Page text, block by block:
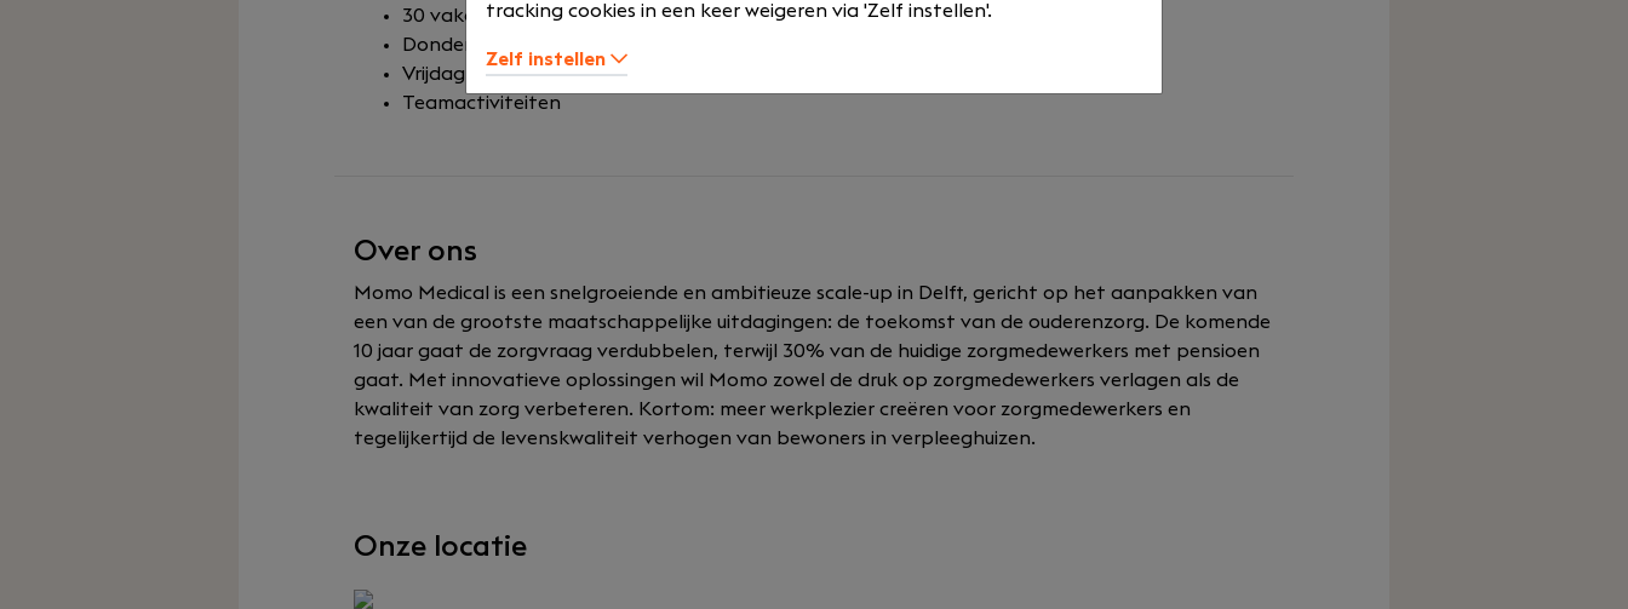
30 vakantiedagen per jaar op basis van 40 uur, inclusief feestdagen naar keuze
Donderdag pizza-avond
Vrijdagmiddagborrels
Teamactiviteiten
Over ons
Momo Medical is een snelgroeiende en ambitieuze scale-up in Delft, gericht op het aanpakken van
een van de grootste maatschappelijke uitdagingen: de toekomst van de ouderenzorg. De komende
10 jaar gaat de zorgvraag verdubbelen, terwijl 30% van de huidige zorgmedewerkers met pensioen
gaat. Met innovatieve oplossingen wil Momo zowel de druk op zorgmedewerkers verlagen als de
kwaliteit van zorg verbeteren. Kortom: meer werkplezier creëren voor zorgmedewerkers en
tegelijkertijd de levenskwaliteit verhogen van bewoners in verpleeghuizen.
Onze locatie
tracking cookies in een keer weigeren via 'Zelf instellen'.
Zelf instellen